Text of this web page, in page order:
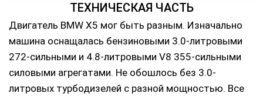
ТЕХНИЧЕСКАЯ ЧАСТЬ
Двигатель BMW X5 мог быть разным. Изначально
машина оснащалась бензиновыми 3.0-литровыми
272-сильными и 4.8-литровыми V8 355-сильными
силовыми агрегатами. Не обошлось без 3.0-
литровых турбодизелей с разной мощностью. Все